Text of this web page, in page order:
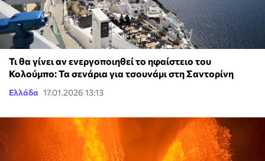
Τι θα γίνει αν ενεργοποιηθεί το ηφαίστειο του
Κολούμπο: Τα σενάρια για τσουνάμι στη Σαντορίνη
Ελλάδα 17.01.2026 13:13